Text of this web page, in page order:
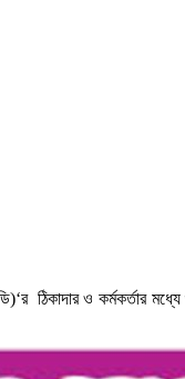
ও কর্মকর্তার মধ্যে